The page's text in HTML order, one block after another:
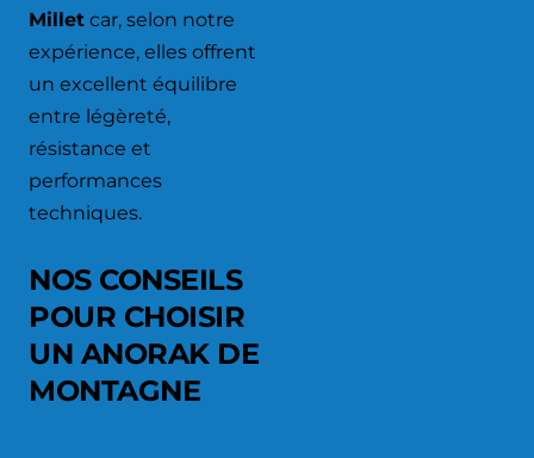
Millet car, selon notre
expérience, elles offrent
un excellent équilibre
entre légèreté,
résistance et
performances
techniques.
NOS CONSEILS
POUR CHOISIR
UN ANORAK DE
MONTAGNE